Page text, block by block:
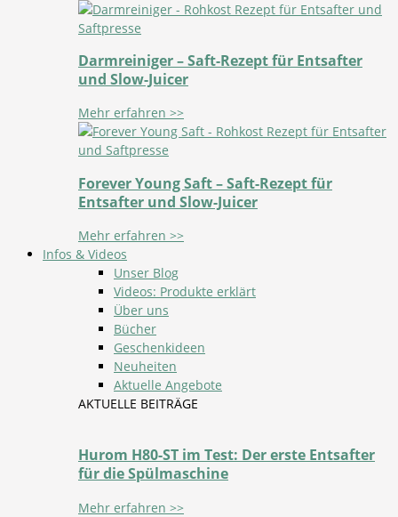
Darmreiniger – Saft-Rezept für Entsafter
und Slow-Juicer
Mehr erfahren >>
Forever Young Saft – Saft-Rezept für
Entsafter und Slow-Juicer
Mehr erfahren >>
Infos & Videos
Unser Blog
Videos: Produkte erklärt
Über uns
Bücher
Geschenkideen
Neuheiten
Aktuelle Angebote
AKTUELLE BEITRÄGE
Hurom H80-ST im Test: Der erste Entsafter
für die Spülmaschine
Mehr erfahren >>